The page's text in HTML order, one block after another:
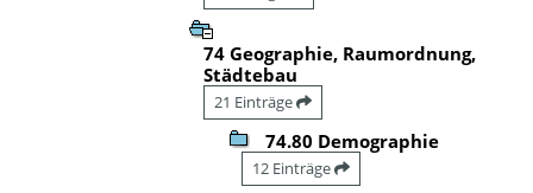
74 Geographie, Raumordnung,
Städtebau
21 Einträge
74.80 Demographie
12 Einträge